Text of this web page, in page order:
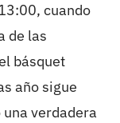
cuando
de las
básquet
año sigue
verdadera